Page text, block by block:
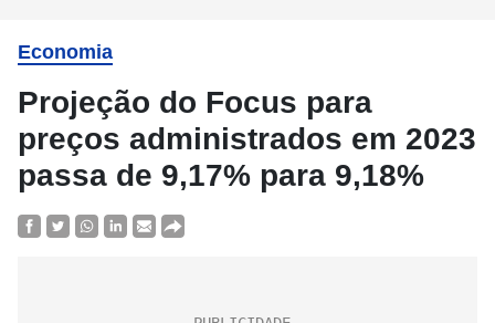
Economia
Projeção do Focus para
preços administrados em 2023
passa de 9,17% para 9,18%